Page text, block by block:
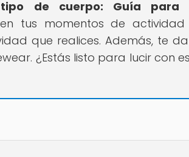
de cuerpo: Guía para
tus momentos de actividad
que realices. Además, te
¿Estás listo para lucir con